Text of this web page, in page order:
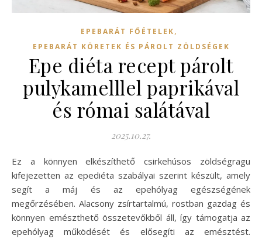
EPEBARÁT FŐÉTELEK,
EPEBARÁT KÖRETEK ÉS PÁROLT ZÖLDSÉGEK
Epe diéta recept párolt
pulykamelllel paprikával
és római salátával
2025.10.27.
Ez a könnyen elkészíthető csirkehúsos zöldségragu
kifejezetten az epediéta szabályai szerint készült, amely
segít a máj és az epehólyag egészségének
megőrzésében. Alacsony zsírtartalmú, rostban gazdag és
könnyen emészthető összetevőkből áll, így támogatja az
epehólyag működését és elősegíti az emésztést.